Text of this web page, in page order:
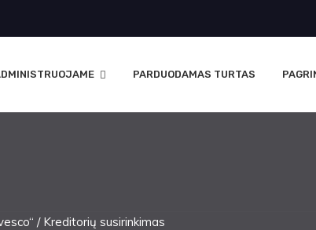
PARDUODAMAS TURTAS
/ Kreditorių susirinkimas